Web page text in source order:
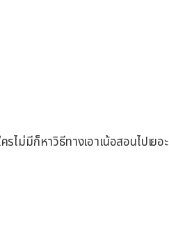
ม่มีก็หาวิธีทางเอาเน้อสอนไปเยอะ